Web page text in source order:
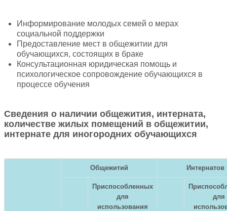
Информирование молодых семей о мерах
социальной поддержки
Предоставление мест в общежитии для
обучающихся, состоящих в браке
Консультационная юридическая помощь и
психологическое сопровождение обучающихся в
процессе обучения
Сведения о наличии общежития, интерната,
количестве жилых помещений в общежитии,
интернате для иногородних обучающихся
Общежитий Интернатов
Приспособленных
для
использования
для